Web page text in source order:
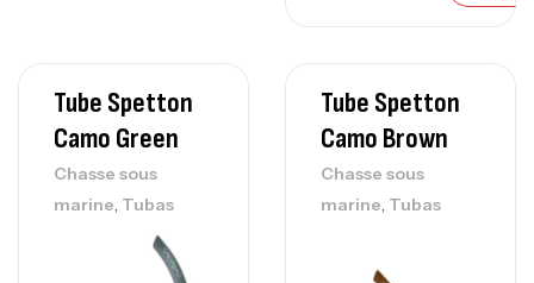
Tube Spetton
Camo Green
Chasse sous
marine, Tubas
Tube Spetton
Camo Brown
Chasse sous
marine, Tubas